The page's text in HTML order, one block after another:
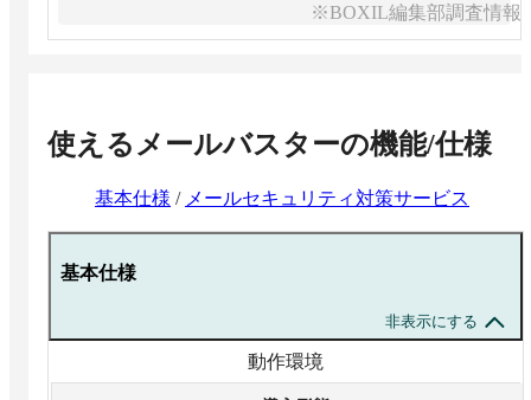
※BOXIL編集部調査情報
使えるメールバスターの機能/仕様
基本仕様 / メールセキュリティ対策サービス
基本仕様
非表示にする
動作環境